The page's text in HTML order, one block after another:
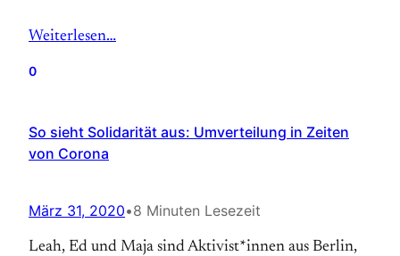
Weiterlesen…
0
So sieht Solidarität aus: Umverteilung in Zeiten
von Corona
März 31, 2020•8 Minuten Lesezeit
Leah, Ed und Maja sind Aktivist*innen aus Berlin,